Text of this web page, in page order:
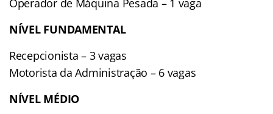
Operador de Máquina Pesada – 1 vaga
NÍVEL FUNDAMENTAL
Recepcionista – 3 vagas
Motorista da Administração – 6 vagas
NÍVEL MÉDIO